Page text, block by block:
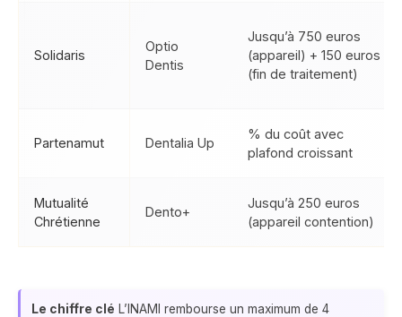
Solidaris
Optio
Dentis
Jusqu’à 750 euros
(appareil) + 150 euros
(fin de traitement)
Partenamut Dentalia Up
% du coût avec
plafond croissant
Mutualité
Chrétienne
Dento+
Jusqu’à 250 euros
(appareil contention)
Le chiffre clé L’INAMI rembourse un maximum de 4